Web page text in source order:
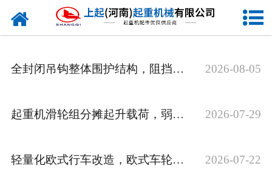
网站首页
新闻资讯
产品中心
全封闭吊钩整体围护结构，阻挡杂物侵入内部构件 2026-08-05
起重机滑轮组分摊起升载荷，弱化单绳受力压力 2026-07-29
轻量化欧式行车改造，欧式车轮组适配要点有哪些 2026-07-22